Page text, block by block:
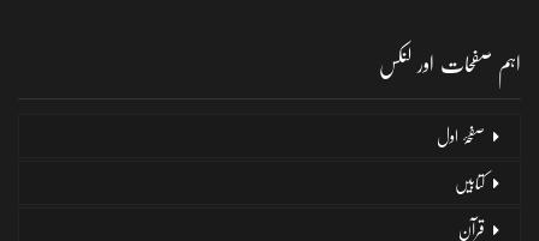
اہم صفحات اور لنکس
صفحۂ اول
کتابیں
قرآن